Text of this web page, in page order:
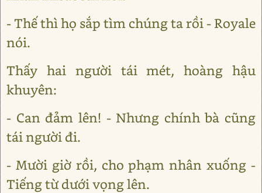
- Thế thì họ sắp tìm chúng ta rồi - Royale
nói.
Thấy hai người tái mét, hoàng hậu
khuyên:
- Can đảm lên! - Nhưng chính bà cũng
tái người đi.
- Mười giờ rồi, cho phạm nhân xuống -
Tiếng từ dưới vọng lên.